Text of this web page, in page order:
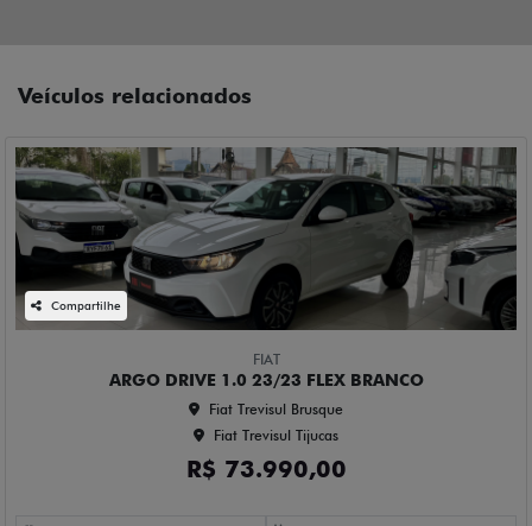
Veículos relacionados
Compartilhe
FIAT
ARGO DRIVE 1.0 23/23 FLEX BRANCO
Fiat Trevisul Brusque
Fiat Trevisul Tijucas
R$ 73.990,00